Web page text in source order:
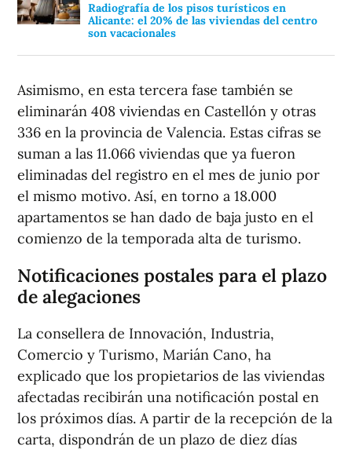
Radiografía de los pisos turísticos en
Alicante: el 20% de las viviendas del centro
son vacacionales
Asimismo, en esta tercera fase también se
eliminarán 408 viviendas en Castellón y otras
336 en la provincia de Valencia. Estas cifras se
suman a las 11.066 viviendas que ya fueron
eliminadas del registro en el mes de junio por
el mismo motivo. Así, en torno a 18.000
apartamentos se han dado de baja justo en el
comienzo de la temporada alta de turismo.
Notificaciones postales para el plazo
de alegaciones
La consellera de Innovación, Industria,
Comercio y Turismo, Marián Cano, ha
explicado que los propietarios de las viviendas
afectadas recibirán una notificación postal en
los próximos días. A partir de la recepción de la
carta, dispondrán de un plazo de diez días